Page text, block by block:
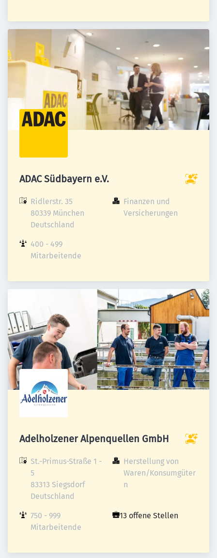
ADAC Südbayern e.V.
Ridlerstr. 35
80339 München
Deutschland
Finanzen und
Versicherungen
400 - 499
Mitarbeitende
Adelholzener Alpenquellen GmbH
St.-Primus-Straße 1 -
5
83313 Siegsdorf
Deutschland
Herstellung von
Waren/Konsumgüter
n
750 - 999
Mitarbeitende
13 offene Stellen